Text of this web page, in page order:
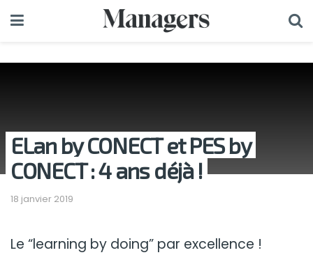
ELan by CONECT et PES by
CONECT : 4 ans déjà !
18 janvier 2019
Le “learning by doing” par excellence !